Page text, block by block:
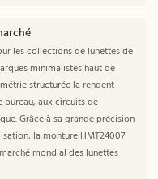
les collections de lunettes de
minimalistes haut de
structurée la rendent
aux circuits de
Grâce à sa grande précision
la monture HMT24007
mondial des lunettes